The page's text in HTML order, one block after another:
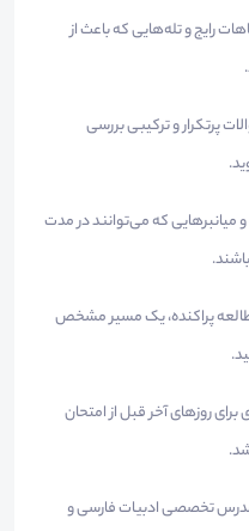
رایج و تله‌هایی که باعث از
پرتکرار و ترکیبی بررسی
و میانبرهایی که می‌توانند در مدت
پراکنده، یک مسیر مشخص
کاربردی برای روزهای آخر قبل از امتحان
تخصصی ادبیات فارسی و